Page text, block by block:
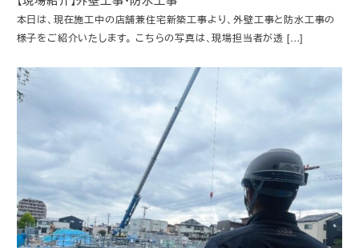
本日は、現在施工中の店舗兼住宅新築工事より、外壁工事と防水工事の
様子をご紹介いたします。 こちらの写真は、現場担当者が透 […]